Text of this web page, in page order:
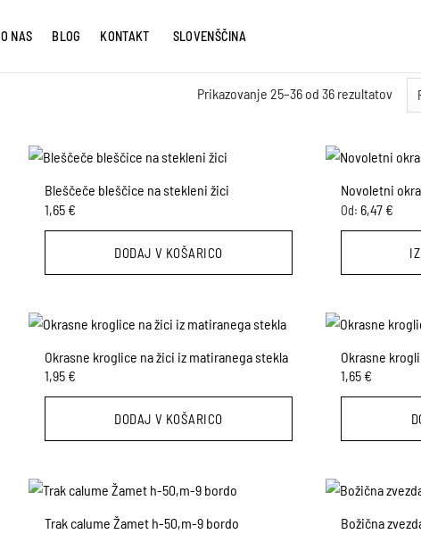
O NAS BLOG KONTAKT SLOVENŠČINA
Prikazovanje 25–36 od 36 rezultatov
Bleščeče bleščice na stekleni žici
1,65 €
DODAJ V KOŠARICO
Novoletni
Od: 6,47 €
ima
različic.
Možnosti
izdelka
Okrasne kroglice na žici iz matiranega stekla
1,95 €
DODAJ V KOŠARICO
Okrasne
1,65 €
Trak calume Žamet h-50,m-9 bordo Božična